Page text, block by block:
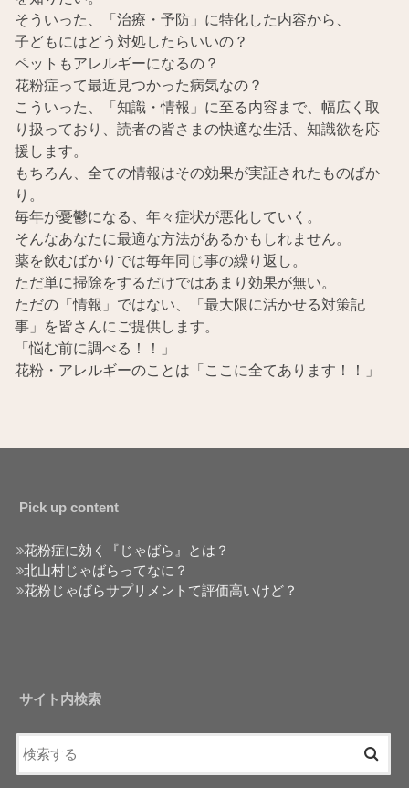
そういった、「治療・予防」に特化した内容から、
子どもにはどう対処したらいいの？
ペットもアレルギーになるの？
花粉症って最近見つかった病気なの？
こういった、「知識・情報」に至る内容まで、幅広く取
り扱っており、読者の皆さまの快適な生活、知識欲を応
援します。
もちろん、全ての情報はその効果が実証されたものばか
り。
毎年が憂鬱になる、年々症状が悪化していく。
そんなあなたに最適な方法があるかもしれません。
薬を飲むばかりでは毎年同じ事の繰り返し。
ただ単に掃除をするだけではあまり効果が無い。
ただの「情報」ではない、「最大限に活かせる対策記
事」を皆さんにご提供します。
「悩む前に調べる！！」
花粉・アレルギーのことは「ここに全てあります！！」
Pick up content
花粉症に効く『じゃばら』とは？
北山村じゃばらってなに？
花粉じゃばらサプリメントて評価高いけど？
サイト内検索